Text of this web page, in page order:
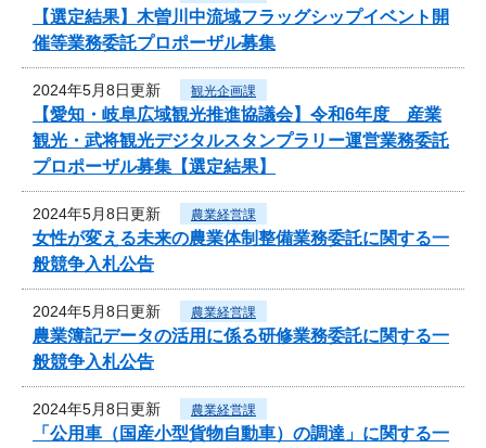
【選定結果】木曽川中流域フラッグシップイベント開
催等業務委託プロポーザル募集
2024年5月8日更新 観光企画課
【愛知・岐阜広域観光推進協議会】令和6年度 産業
観光・武将観光デジタルスタンプラリー運営業務委託
プロポーザル募集【選定結果】
2024年5月8日更新 農業経営課
女性が変える未来の農業体制整備業務委託に関する一
般競争入札公告
2024年5月8日更新 農業経営課
農業簿記データの活用に係る研修業務委託に関する一
般競争入札公告
2024年5月8日更新 農業経営課
「公用車（国産小型貨物自動車）の調達」に関する一